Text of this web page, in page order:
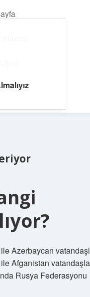
Azerbaycan
Afganistan
Rusya Federasyonu